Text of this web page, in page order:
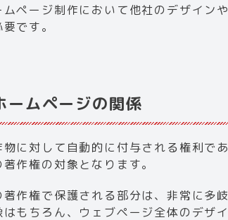
ページ制作において他社のデザイン
です。​
ームページの関係​
に対して自動的に付与される権利で
作権の対象となります。
作権で保護される部分は、非常に多
もちろん、ウェブページ全体のデザ